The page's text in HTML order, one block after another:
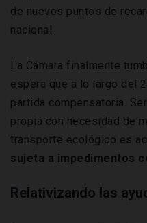
de nuevos puntos de
nacional.
La Cámara finalmente
espera que a lo largo del
partida compensatoria.
propia con necesidad de
transporte ecológico es
sujeta a impedimentos
Relativizando las